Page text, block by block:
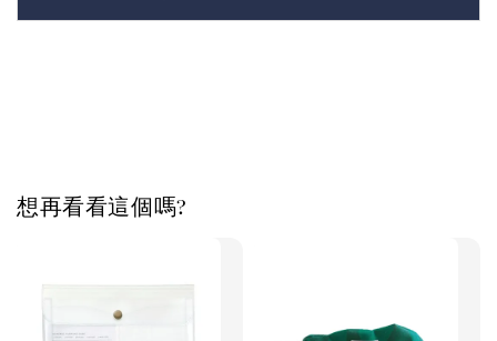
想再看看這個嗎?